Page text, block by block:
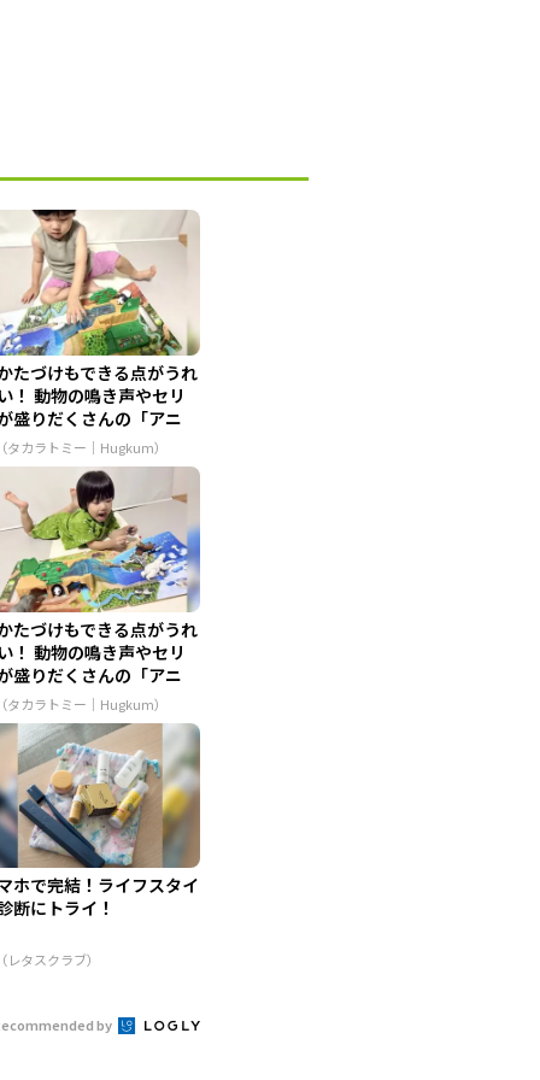
たづけもできる点がうれ
！ 動物の鳴き声やセリ
盛りだくさんの「アニ
...
タカラトミー｜Hugkum）
たづけもできる点がうれ
！ 動物の鳴き声やセリ
盛りだくさんの「アニ
...
タカラトミー｜Hugkum）
ホで完結！ライフスタイ
断にトライ！
レタスクラブ）
by